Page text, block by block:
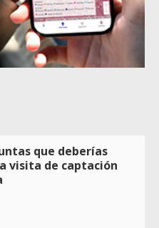
que deberías
visita de captación